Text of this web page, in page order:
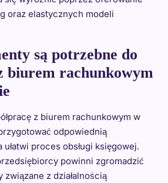
oraz elastycznych modeli
są potrzebne do
biurem rachunkowym
z biurem rachunkowym w
odpowiednią
proces obsługi księgowej.
powinni zgromadzić
z działalnością